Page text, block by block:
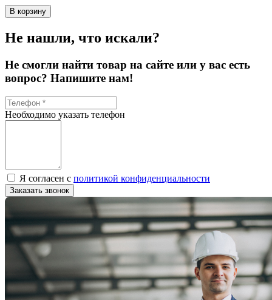
В корзину
Не нашли, что искали?
Не смогли найти товар на сайте или у вас есть
вопрос? Напишите нам!
Необходимо указать телефон
Я согласен с политикой конфиденциальности
Заказать звонок